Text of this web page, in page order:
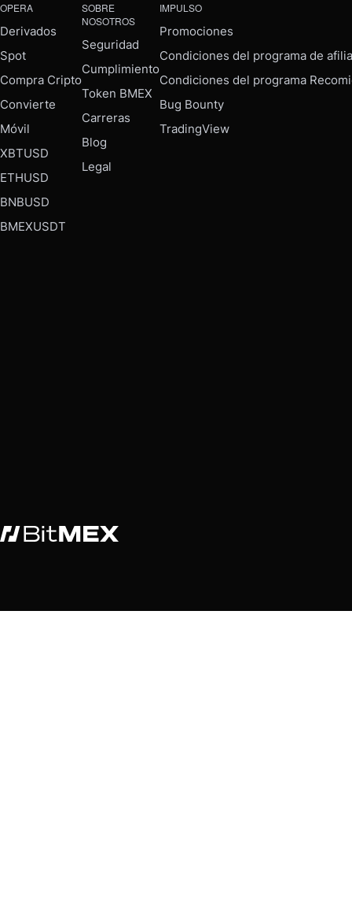
OPERA
Derivados
Spot
Compra Cripto
Convierte
Móvil
XBTUSD
ETHUSD
BNBUSD
BMEXUSDT
SOBRE
NOSOTROS
Seguridad
Cumplimiento
Token BMEX
Carreras
Blog
Legal
IMPULSO
Promociones
Condiciones del programa de
Condiciones del programa
Bug Bounty
TradingView